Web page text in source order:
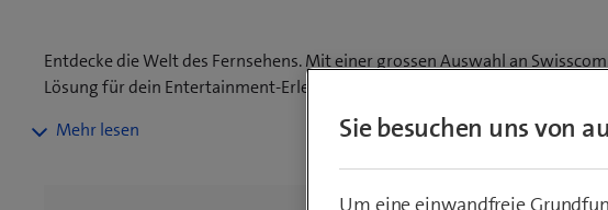
Entdecke die Welt des Fernsehens. Mit einer grossen Auswahl an
Lösung für dein Entertainment-Erlebnis.
Geniess blue TV flexibel: zu Hause mit der neuen Swisscom TV-Box und
Smartphone und Tablet. In unserem Online-Shop findest du
Profitiere von kostenloser Lieferung ab einem Bestellwert von CHF 50.–,
Sie besuchen uns von